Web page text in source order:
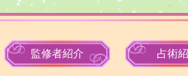
監修者紹介 占術